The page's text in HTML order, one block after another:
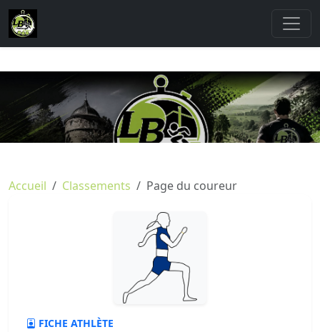
Accueil Classements Page du coureur
FICHE ATHLÈTE